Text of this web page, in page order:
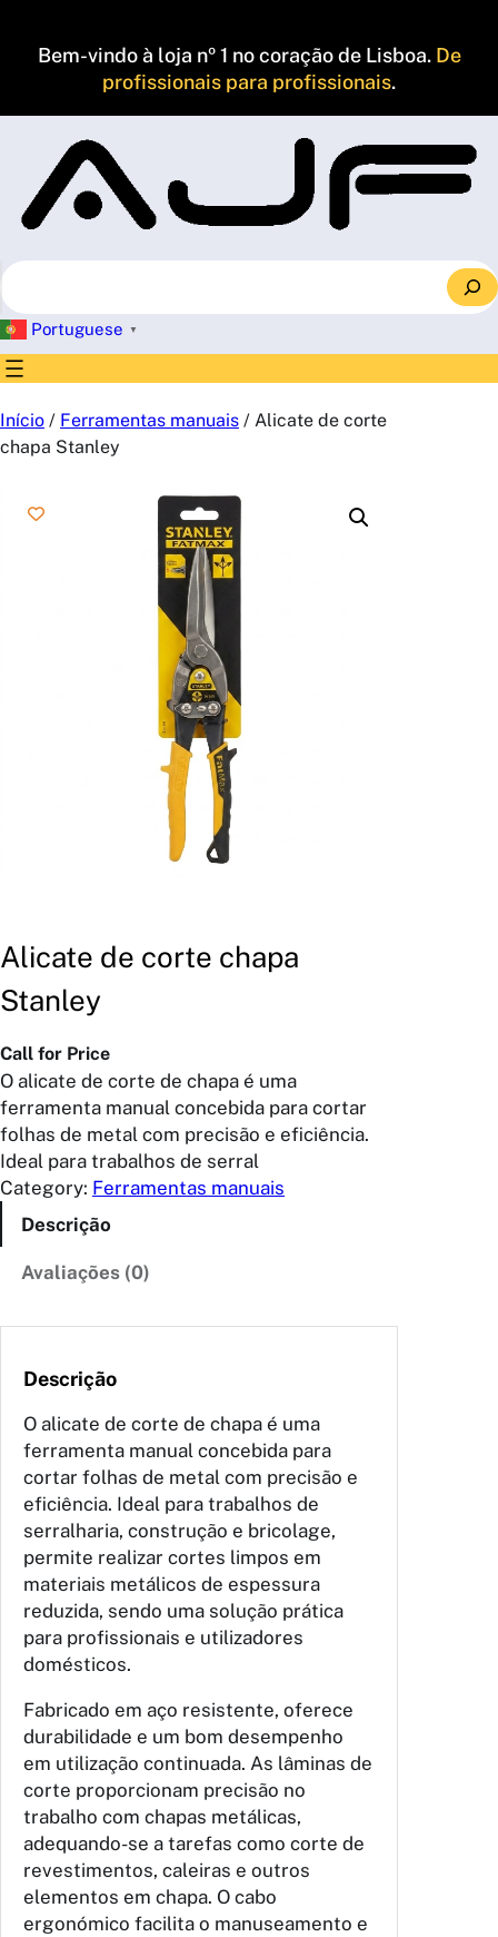
Bem-vindo à loja nº 1 no coração de Lisboa. De
profissionais para profissionais.
S
e
a
r
c
Portuguese ▼
Início / Ferramentas manuais / Alicate de corte
chapa Stanley
Alicate de corte chapa
Stanley
Call for Price
O alicate de corte de chapa é uma
ferramenta manual concebida para cortar
folhas de metal com precisão e eficiência.
Ideal para trabalhos de serral
Category: Ferramentas manuais
Descrição
Avaliações (0)
Descrição
O alicate de corte de chapa é uma
ferramenta manual concebida para
cortar folhas de metal com precisão e
eficiência. Ideal para trabalhos de
serralharia, construção e bricolage,
permite realizar cortes limpos em
materiais metálicos de espessura
reduzida, sendo uma solução prática
para profissionais e utilizadores
domésticos.
Fabricado em aço resistente, oferece
durabilidade e um bom desempenho
em utilização continuada. As lâminas de
corte proporcionam precisão no
trabalho com chapas metálicas,
adequando-se a tarefas como corte de
revestimentos, caleiras e outros
elementos em chapa. O cabo
ergonómico facilita o manuseamento e